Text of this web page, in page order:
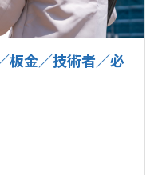
板金／技術者／必